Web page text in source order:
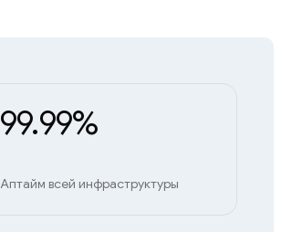
99.99%
Аптайм всей инфраструктуры